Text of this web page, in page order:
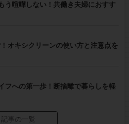
う喧嘩しない！共働き夫婦におすす
オキシクリーンの使い方と注意点を
フへの第一歩！断捨離で暮らしを軽
記事の一覧